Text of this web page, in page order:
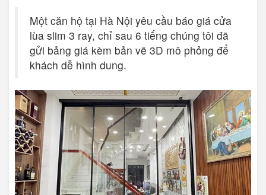
Một căn hộ tại Hà Nội yêu cầu báo giá cửa
lùa slim 3 ray, chỉ sau 6 tiếng chúng tôi đã
gửi bảng giá kèm bản vẽ 3D mô phỏng để
khách dễ hình dung.